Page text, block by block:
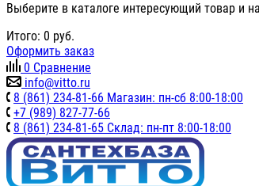
Выберите в каталоге интересующий товар и
Итого: 0 руб.
Оформить заказ
0 Сравнение
info@vitto.ru
8 (861) 234-81-66 Магазин: пн-сб 8:00-18:00
+7 (989) 827-77-66
8 (861) 234-81-65 Склад: пн-пт 8:00-18:00